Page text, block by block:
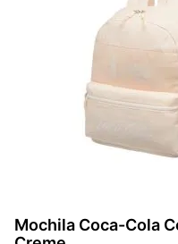
Mochila Coca-Cola
ADICIONAR AO